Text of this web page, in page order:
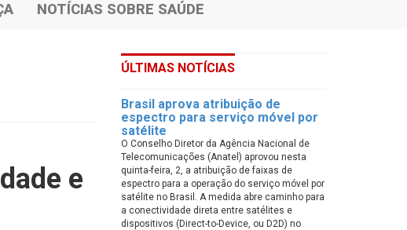
NOTÍCIAS SOBRE SAÚDE
e
ÚLTIMAS NOTÍCIAS
Brasil aprova atribuição de
espectro para serviço móvel por
satélite
O Conselho Diretor da Agência Nacional de
Telecomunicações (Anatel) aprovou nesta
quinta-feira, 2, a atribuição de faixas de
espectro para a operação do serviço móvel por
satélite no Brasil. A medida abre caminho para
a conectividade direta entre satélites e
dispositivos (Direct-to-Device, ou D2D) no